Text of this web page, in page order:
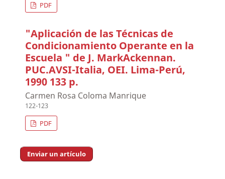
PDF
"Aplicación de las Técnicas de
Condicionamiento Operante en la
Escuela " de J. MarkAckennan.
PUC.AVSI-Italia, OEI. Lima-Perú,
1990 133 p.
Carmen Rosa Coloma Manrique
122-123
PDF
Enviar un artículo